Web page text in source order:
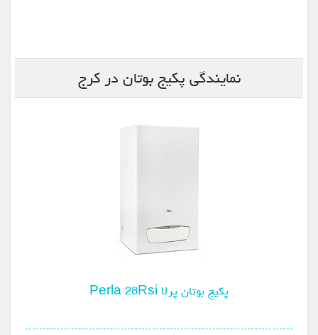
نمایندگی پکیج بوتان در کرج
پکیج بوتان پرلا Perla 28Rsi